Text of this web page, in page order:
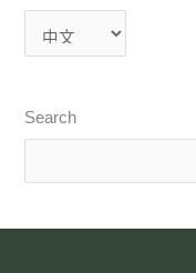
Search